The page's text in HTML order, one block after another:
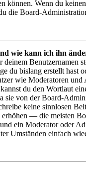
können. Wenn du
die Board-
wie kann ich ihn
deinem Benutzernamen
du bislang erstellt hast
wie Moderatoren und
du den Wortlaut
sie von der Board-
keine sinnlosen
erhöhen — die meisten
ein Moderator oder
Umständen einfach